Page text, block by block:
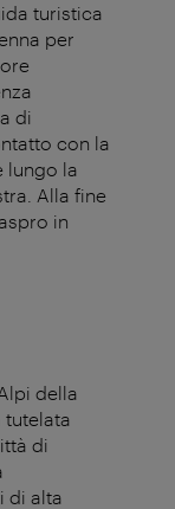
turistica
per
di
con la
lungo la
Alla fine
in
della
tutelata
di
di alta